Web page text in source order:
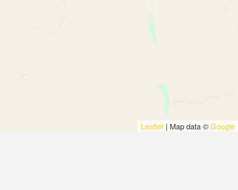
Leaflet | Map data ©Google